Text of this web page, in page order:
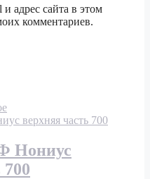
адрес сайта в этом
комментариев.
Нониус